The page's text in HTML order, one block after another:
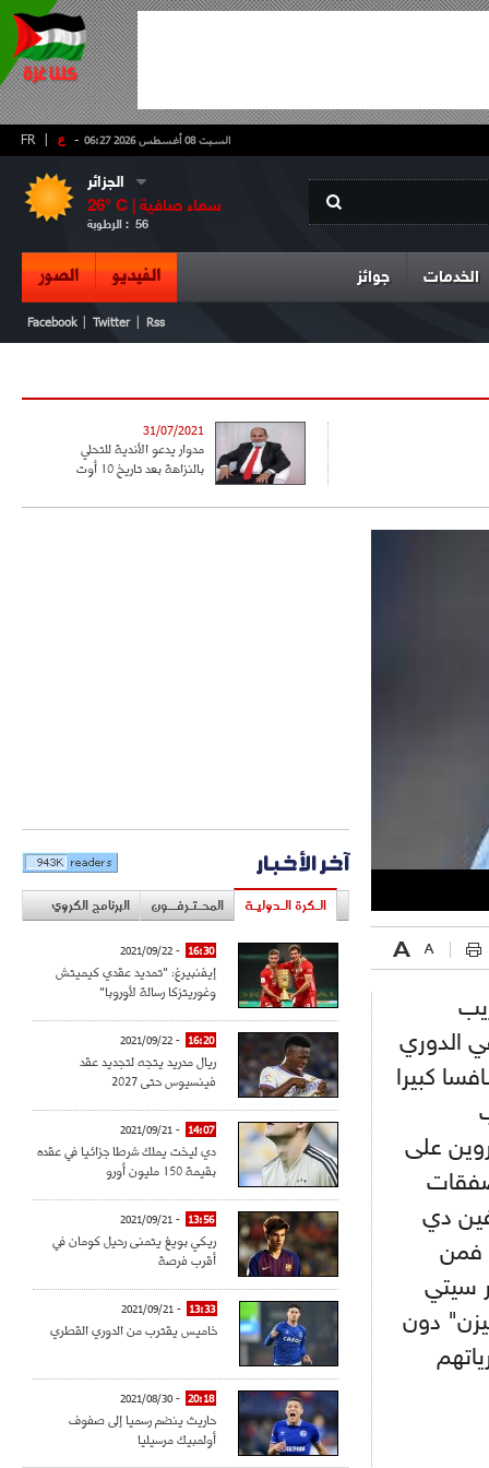
- ع FR السبت 08 أغسطس 2026 06:27
الجزائر
26° C | سماء صافية
الرطوبة : 56
الخدمات جوائز الفيديو الصور
Facebook Twitter Rss
31/07/2021
مدوار يدعو الأندية للتحلي
بالنزاهة بعد تاريخ 10 أوت
الدوري
كبيرا
على
دي
فمن
سيتي
دون
آخر الأخبار
الـكرة الـدوليـة المحـتـرفــون البرنامج الكروي
16:30
- 2021/09/22
إيفنبيرغ: "تمديد عقدي كيميتش
وغوريتزكا رسالة لأوروبا"
16:20
- 2021/09/22
ريال مدريد يتجه لتجديد عقد
فينسيوس حتى 2027
14:07
- 2021/09/21
دي ليخت يملك شرطا جزائيا في عقده
بقيمة 150 مليون أورو
13:56
- 2021/09/21
ريكي بويغ يتمنى رحيل كومان في
أقرب فرصة
13:33
- 2021/09/21
خاميس يقترب من الدوري القطري
20:18
- 2021/08/30
حاريث ينضم رسميا إلى صفوف
أولمبيك مرسيليا